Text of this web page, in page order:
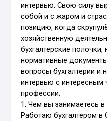
интервью. Свою силу
собой и с жаром и
позицию, когда
хозяйственную
бухгалтерские
нормативные
вопросы бухгалтерии и
интервью с
профессии.
1. Чем вы занимаетесь в
Работаю бухгалтером